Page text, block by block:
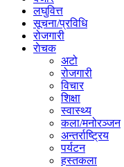
लघुवित्त
सूचना/प्रविधि
रोजगारी
राेचक
अटो
रोजगारी
विचार
शिक्षा
स्वास्थ्य
कला/मनोरञ्जन
अन्तर्राष्ट्रिय
पर्यटन
हस्तकला